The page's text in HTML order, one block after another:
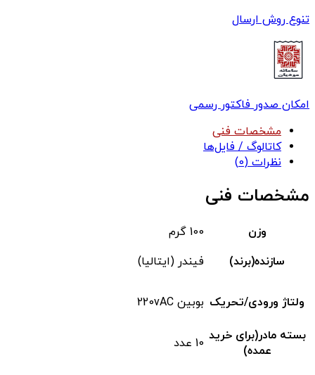
تنوع روش ارسال
امکان صدور فاکتور رسمی
مشخصات فنی
کاتالوگ / فایل‌ها
نظرات (0)
مشخصات فنی
وزن
100 گرم
سازنده(برند)
فیندر (ایتالیا)
ولتاژ ورودی/تحریک بوبین 220vAC
بسته مادر(برای خرید
عمده)
10 عدد